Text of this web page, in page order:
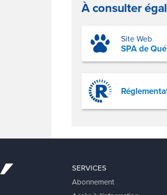
À consulter
Site Web
SPA de
SERVICES
Abonnement